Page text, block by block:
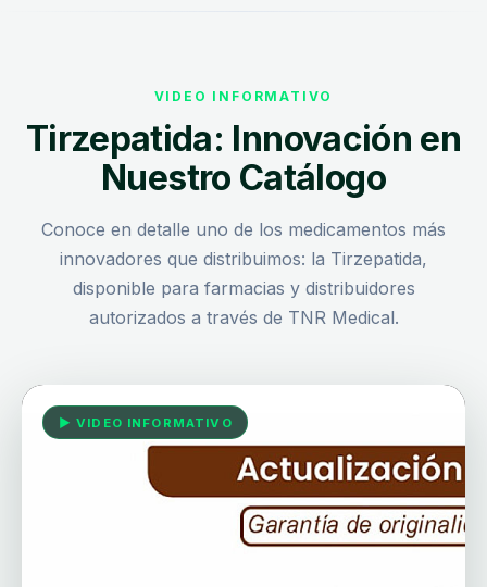
VIDEO INFORMATIVO
Tirzepatida: Innovación en
Nuestro Catálogo
Conoce en detalle uno de los medicamentos más
innovadores que distribuimos: la Tirzepatida,
disponible para farmacias y distribuidores
autorizados a través de TNR Medical.
▶ VIDEO INFORMATIVO